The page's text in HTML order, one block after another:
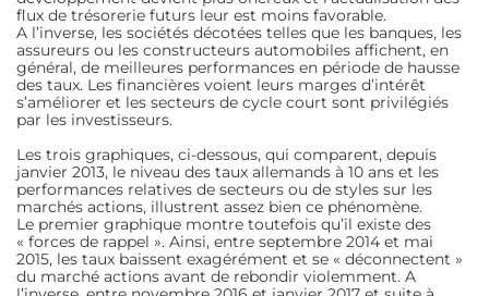
flux de trésorerie futurs leur est moins favorable.
A l’inverse, les sociétés décotées telles que les banques, les
assureurs ou les constructeurs automobiles affichent, en
général, de meilleures performances en période de hausse
des taux. Les financières voient leurs marges d’intérêt
s’améliorer et les secteurs de cycle court sont privilégiés
par les investisseurs.
Les trois graphiques, ci-dessous, qui comparent, depuis
janvier 2013, le niveau des taux allemands à 10 ans et les
performances relatives de secteurs ou de styles sur les
marchés actions, illustrent assez bien ce phénomène.
Le premier graphique montre toutefois qu’il existe des
« forces de rappel ». Ainsi, entre septembre 2014 et mai
2015, les taux baissent exagérément et se « déconnectent »
du marché actions avant de rebondir violemment. A